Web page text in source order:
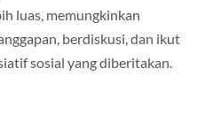
luas, memungkinkan
berdiskusi, dan ikut
sosial yang diberitakan.